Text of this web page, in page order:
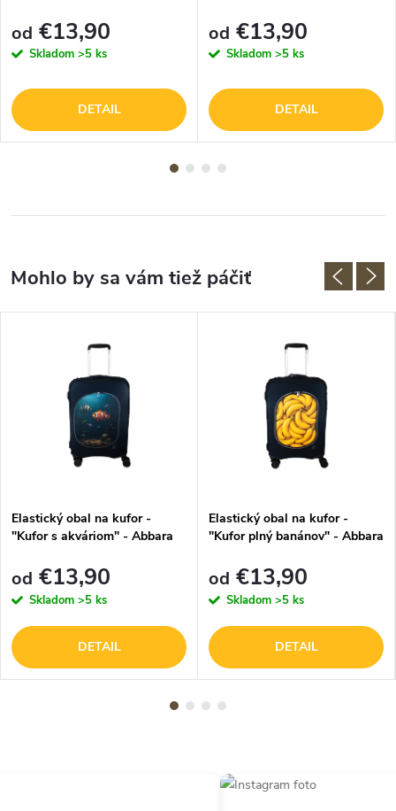
od €13,90
Skladom >5 ks
DETAIL
od €13,90
Skladom >5 ks
DETAIL
Elastický obal na kufor -
"Kufor s akváriom" - Abbara
od €13,90
Skladom >5 ks
DETAIL
Elastický obal na kufor -
"Kufor plný banánov" - Abbara
od €13,90
Skladom >5 ks
DETAIL